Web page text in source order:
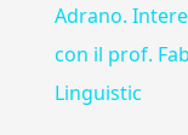
Adrano.
con il prof.
Linguistic